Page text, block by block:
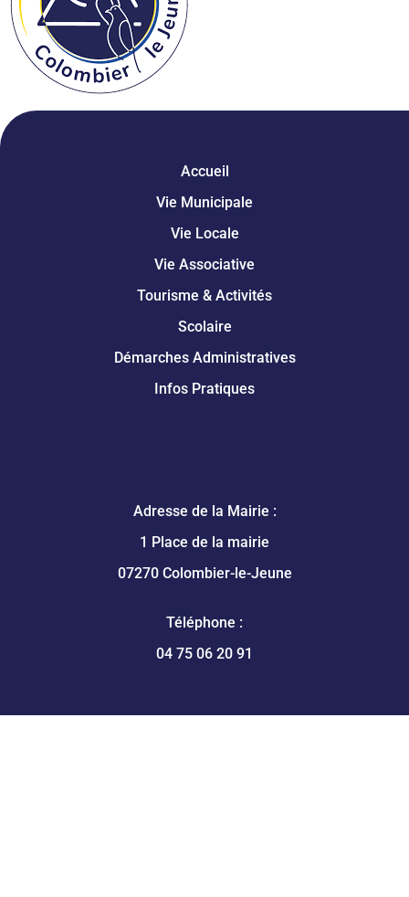
Accueil
Vie Municipale
Vie Locale
Vie Associative
Tourisme & Activités
Scolaire
Démarches Administratives
Infos Pratiques
Adresse de la Mairie :
1 Place de la mairie
07270 Colombier-le-Jeune
Téléphone :
04 75 06 20 91